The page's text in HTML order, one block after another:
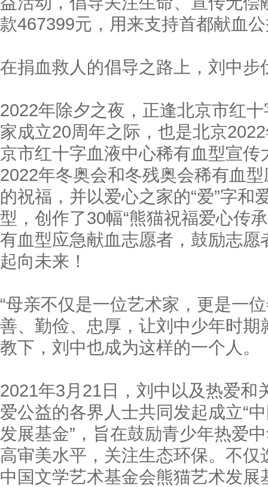
款467399元，用来支持首都献血
在捐血救人的倡导之路上，刘中
2022年除夕之夜，正逢北京市红
家成立20周年之际，也是北京
京市红十字血液中心稀有血型宣
2022年冬奥会和冬残奥会稀有血
的祝福，并以爱心之家的“爱”字和
型，创作了30幅“熊猫祝福爱心传
有血型应急献血志愿者，鼓励志
起向未来！
“母亲不仅是一位艺术家，更是一
善、勤俭、忠厚，让刘中少年时
教下，刘中也成为这样的一个人。
2021年3月21日，刘中以及热爱和
爱公益的各界人士共同发起成立“
发展基金”，旨在鼓励青少年热爱
高审美水平，关注生态环保。不
中国文学艺术基金会熊猫艺术发